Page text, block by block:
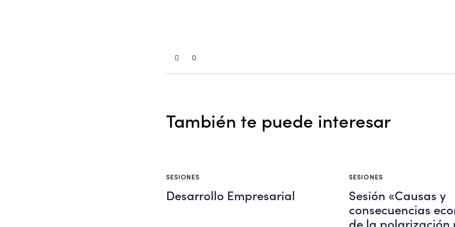
0
También te puede interesar
SESIONES
Desarrollo Empresarial
SESIONES
Sesión «Causas y
consecuencias
de la polarización